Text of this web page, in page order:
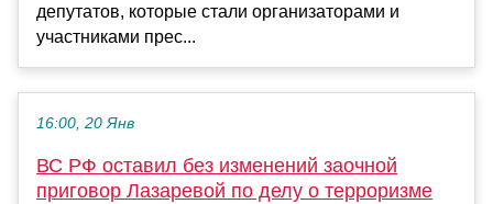
депутатов, которые стали организаторами и
участниками прес...
16:00, 20 Янв
ВС РФ оставил без изменений заочной
приговор Лазаревой по делу о терроризме